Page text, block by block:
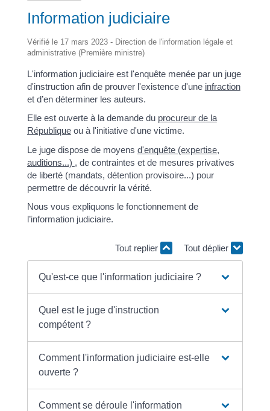
Information judiciaire
Vérifié le 17 mars 2023 - Direction de l'information légale et
administrative (Première ministre)
L'information judiciaire est l'enquête menée par un juge
d'instruction afin de prouver l'existence d'une infraction
et d’en déterminer les auteurs.
Elle est ouverte à la demande du procureur de la
Républiqueou à l'initiative d'une victime.
Le juge dispose de moyens d'enquête (expertise,
auditions...) , de contraintes et de mesures privatives
de liberté (mandats, détention provisoire...) pour
permettre de découvrir la vérité.
Nous vous expliquons le fonctionnement de
l’information judiciaire.
Tout replier Tout déplier
Qu'est-ce que l'information judiciaire ?
Quel est le juge d'instruction
compétent ?
Comment l'information judiciaire est-elle
ouverte ?
Comment se déroule l'information